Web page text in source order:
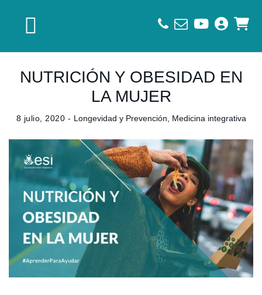
principal
páginaNUTRICIÓN Y OBESIDAD EN
LA MUJER
8 julio, 2020 - Longevidad y Prevención Medicina integrativa